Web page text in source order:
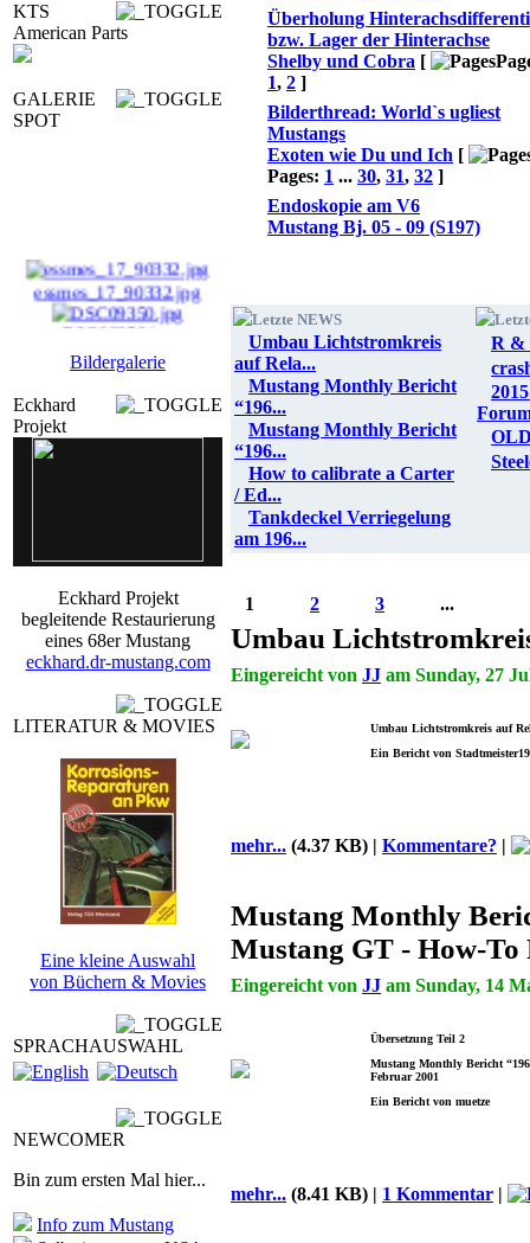
KTS
American Parts
GALERIE
SPOT
essmes_17_90332.jpg
DSC09350.jpg
diges17_900475.jpg
JJ_AIM_14_90483.jpg
Bildergalerie
Eckhard
Projekt
Eckhard Projekt
begleitende Restaurierung
eines 68er Mustang
eckhard.dr-mustang.com
LITERATUR & MOVIES
Eine kleine Auswahl
von Büchern & Movies
SPRACHAUSWAHL
NEWCOMER
Bin zum ersten Mal hier...
Info zum Mustang
Überholung
bzw. Lager der Hinterachse
Shelby und Cobra [
1, 2 ]
Bilderthread: World`s ugliest
Mustangs
Exoten wie Du und Ich [
Pages: 1 ... 30, 31, 32 ]
Endoskopie am V6
Mustang Bj. 05 - 09 (S197)
Letzte NEWS
Umbau Lichtstromkreis
auf Rela...
Mustang Monthly Bericht
“196...
Mustang Monthly Bericht
“196...
How to calibrate a Carter
/ Ed...
Tankdeckel Verriegelung
am 196...
R &
1 2 3 ...
Umbau
Eingereicht von JJ am Sunday, 27
Umbau Lichtstromkreis auf
Ein Bericht von
mehr... (4.37 KB) | Kommentare? |
Mustang Monthly
Mustang GT - How-
Eingereicht von JJ am Sunday, 14
Übersetzung Teil 2
Mustang Monthly Bericht
Februar 2001
Ein Bericht von muetze
mehr... (8.41 KB) | 1 Kommentar |